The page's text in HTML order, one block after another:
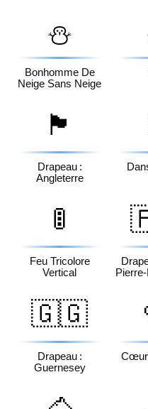
⛄
Bonhomme De
Neige Sans Neige
🏴󠁧󠁢󠁥󠁮󠁧󠁿
Drapeau :
Angleterre
🚦
Feu Tricolore
Vertical
🇬🇬
Drapeau :
Guernesey
Cœur